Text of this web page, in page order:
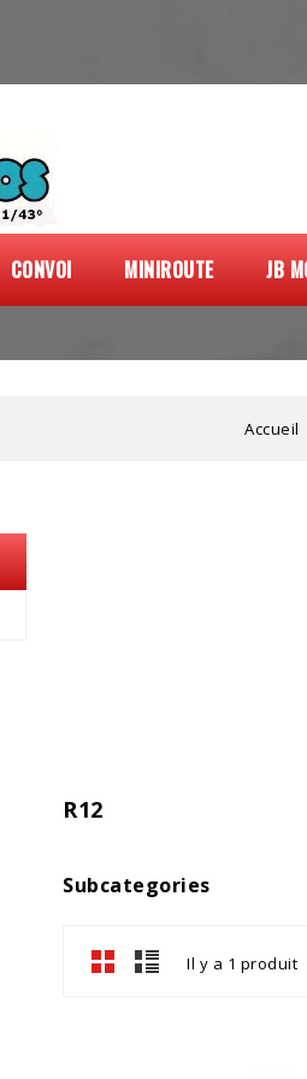
CONVOI MINIROUTE JB
Accueil
R12
Subcategories
Il y a 1 produit